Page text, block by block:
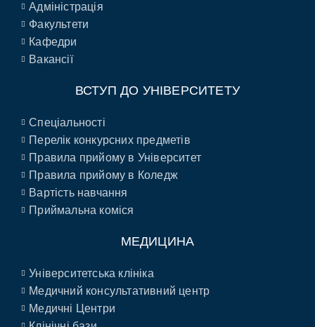
Адміністрація
Факультети
Кафедри
Вакансії
ВСТУП ДО УНІВЕРСИТЕТУ
Спеціальності
Перелік конкурсних предметів
Правила прийому в Університет
Правила прийому в Коледж
Вартість навчання
Приймальна коміся
МЕДИЦИНА
Університетська клініка
Медичний консультативний центр
Медичні Центри